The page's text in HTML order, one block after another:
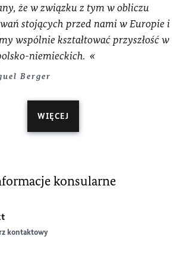
że w związku z tym w obliczu
stojących przed nami w Europie i
wspólnie kształtować przyszłość w
niemieckich.
Berger
WIĘCEJ
konsularne
kontaktowy